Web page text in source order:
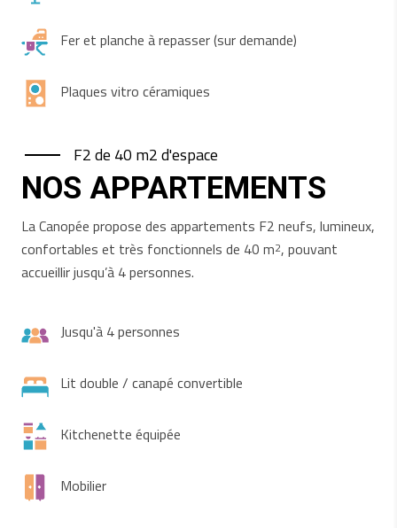
Fer et planche à repasser (sur demande)
Plaques vitro céramiques
F2 de 40 m2 d'espace
NOS APPARTEMENTS
La Canopée propose des appartements F2 neufs, lumineux,
confortables et très fonctionnels de 40 m2, pouvant
accueillir jusqu’à 4 personnes.
Jusqu'à 4 personnes
Lit double / canapé convertible
Kitchenette équipée
Mobilier